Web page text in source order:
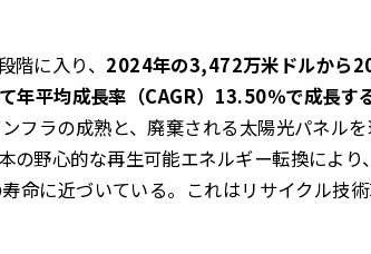
階に入り、 2024年の3,472万米ドルから
平均成長率（CAGR）13.50％で成長す
フラの成熟と、廃棄される太陽光パネル
の野心的な再生可能エネルギー転換によ
命に近づいている。これはリサイクル技